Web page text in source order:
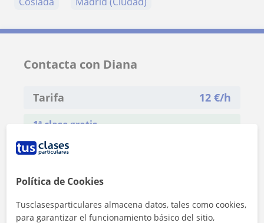
Contacta con Diana
Tarifa 12 €/h
1ª clase gratis
Política de Cookies
Tusclasesparticulares almacena datos, tales como cookies,
para garantizar el funcionamiento básico del sitio,